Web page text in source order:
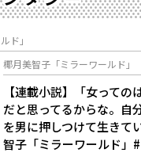
ド」
椰月美智子「ミラーワールド」
【連載小説】「女っての
だと思ってるからな。自
を男に押しつけて生き
智子「ミラーワールド」